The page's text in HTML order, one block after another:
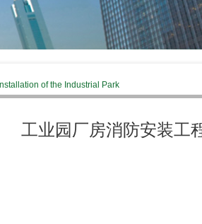
of the Industrial Park
工业园厂房消防安装工